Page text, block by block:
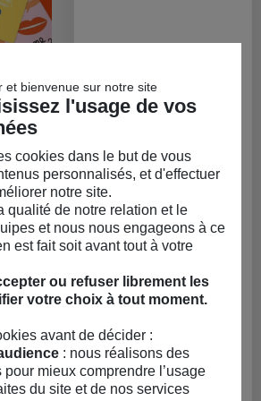
Acheter Jeu de cartes enfants MINUS
VILAC
Voiture Vilac en bois
Grand prix vintage petit
21,50 €
Acheter Jeu de cartes enfants -
MADE CRATE
et bienvenue sur notre site
l'usage de vos
cookies dans le but de vous
personnalisés, et d'effectuer
notre site.
qualité de notre relation et le
et nous nous engageons à ce
est fait soit avant tout à votre
ou refuser librement les
votre choix à tout moment.
avant de décider :
: nous réalisons des
pour mieux comprendre l’usage
du site et de nos services